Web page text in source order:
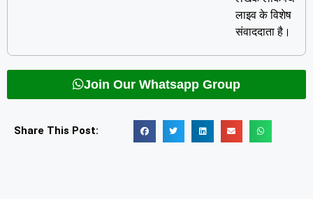
लाइव के विशेष
संवाददाता है।
Join Our Whatsapp Group
Share This Post: